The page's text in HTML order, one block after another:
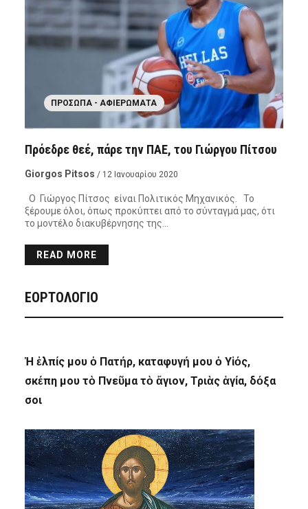
ΠΡΌΣΩΠΑ - ΑΦΙΕΡΏΜΑΤΑ
Πρόεδρε θεέ, πάρε την ΠΑΕ, του Γιώργου Πίτσου
Giorgos Pitsos / 12 Ιανουαρίου 2020
Ο Γιώργος Πίτσος είναι Πολιτικός Μηχανικός. Το
ξέρουμε όλοι, όπως προκύπτει από το σύνταγμά μας, ότι
το μοντέλο διακυβέρνησης της…
READ MORE
ΕΟΡΤΟΛΟΓΙΟ
Ἡ ἐλπίς μου ὁ Πατήρ, καταφυγή μου ὁ Υἱός,
σκέπη μου τὸ Πνεῦμα τὸ ἅγιον, Τριὰς ἁγία, δόξα
σοι